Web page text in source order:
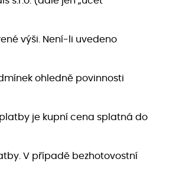
výši. Není-li uvedeno
ohledně povinnosti
je kupní cena splatná do
V případě bezhotovostní